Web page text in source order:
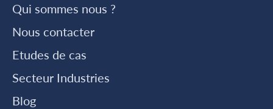
Qui sommes nous ?
Nous contacter
Etudes de cas
Secteur Industries
Blog